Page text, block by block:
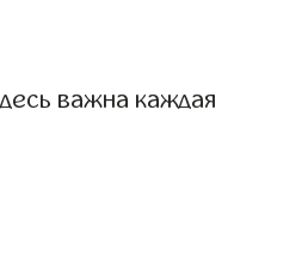
важна каждая